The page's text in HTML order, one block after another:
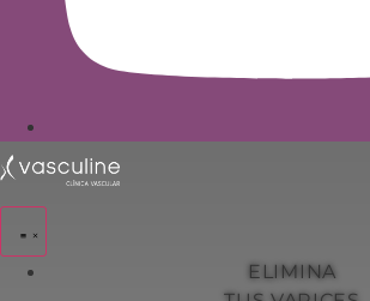
ELIMINA